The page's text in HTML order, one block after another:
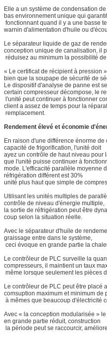
Elle a un système de condensation
bas environnement unique qui
fonctionnant quand il y a une basse
warnin d'alimentation d'huile ou
Le séparateur liquide de gaz de
conception unique de canalisation, il
réduisez au minimum la possibilité
« Le certificat de récipient à pression
bien que la soupape de sécurité de
Le dispositif d'analyse de panne est
certain compresseur décompose, le
l'unité peut continuer à fonctionner
client a assez de temps pour la
remplacement.
Rendement élevé et économie
En raison d'une différence énorme
capacité de frigorification, l'unité doit
ayez un contrôle de haut niveau pour
que l'unité puisse continuer à
mode. L'efficacité parallèle moyenne
réfrigération différent est 30%
unité plus haut que simple de
Utilisant les unités multiples de
contrôle de niveau d'énergie multiple,
la sortie de réfrigération peut être
coup selon la situation réelle.
Avec le séparateur d'huile de
graissage entre dans le système,
ceci évoque en grande partie la
Le contrôleur de PLC surveille la
compresseurs, il maintient un taux
même lorsque seulement les pièces
Le contrôleur de PLC peut être placé
comsuption maximum et minimum de
à mêmes que beaucoup d'électricité
Avec « la conception modularisée »
en grande partie réduit, construction
la période peut se raccourcir,